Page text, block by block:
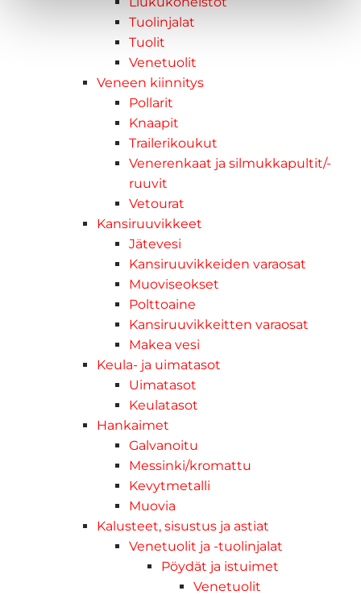
Tuolinjalat
Tuolit
Venetuolit
Veneen kiinnitys
Pollarit
Knaapit
Trailerikoukut
Venerenkaat ja silmukkapultit/-
ruuvit
Vetourat
Kansiruuvikkeet
Jätevesi
Kansiruuvikkeiden varaosat
Muoviseokset
Polttoaine
Kansiruuvikkeitten varaosat
Makea vesi
Keula- ja uimatasot
Uimatasot
Keulatasot
Hankaimet
Galvanoitu
Messinki/kromattu
Kevytmetalli
Muovia
Kalusteet, sisustus ja astiat
Venetuolit ja -tuolinjalat
Pöydät ja istuimet
Venetuolit